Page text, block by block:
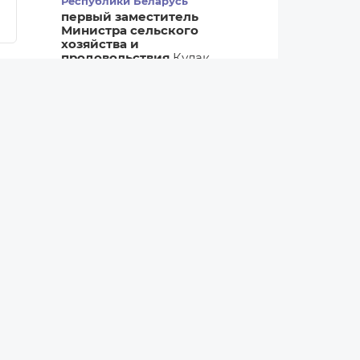
первый заместитель
Министра сельского
хозяйства и
продовольствия Кулак